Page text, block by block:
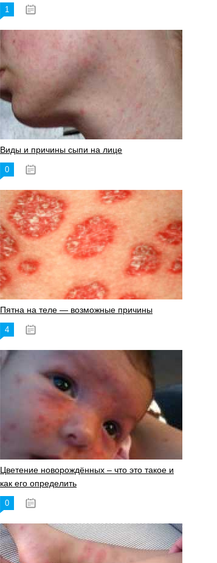
1
Виды и причины сыпи на лице
0
Пятна на теле — возможные причины
4
Цветение новорождённых – что это такое и
как его определить
0